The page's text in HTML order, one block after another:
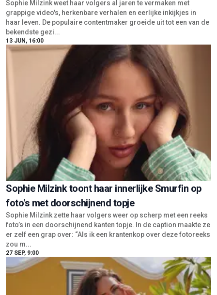
Sophie Milzink weet haar volgers al jaren te vermaken met
grappige video's, herkenbare verhalen en eerlijke inkijkjes in
haar leven. De populaire contentmaker groeide uit tot een van de
bekendste gezi...
13 JUN, 16:00
Sophie Milzink toont haar innerlijke Smurfin op
foto's met doorschijnend topje
Sophie Milzink zette haar volgers weer op scherp met een reeks
foto’s in een doorschijnend kanten topje. In de caption maakte ze
er zelf een grap over: “Als ik een krantenkop over deze fotoreeks
zou m...
27 SEP, 9:00